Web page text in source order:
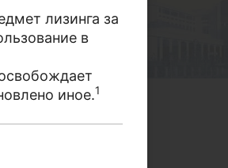
Глоссарий
Книги по финансовой
Видео
и
лизинга за
в
иное.1